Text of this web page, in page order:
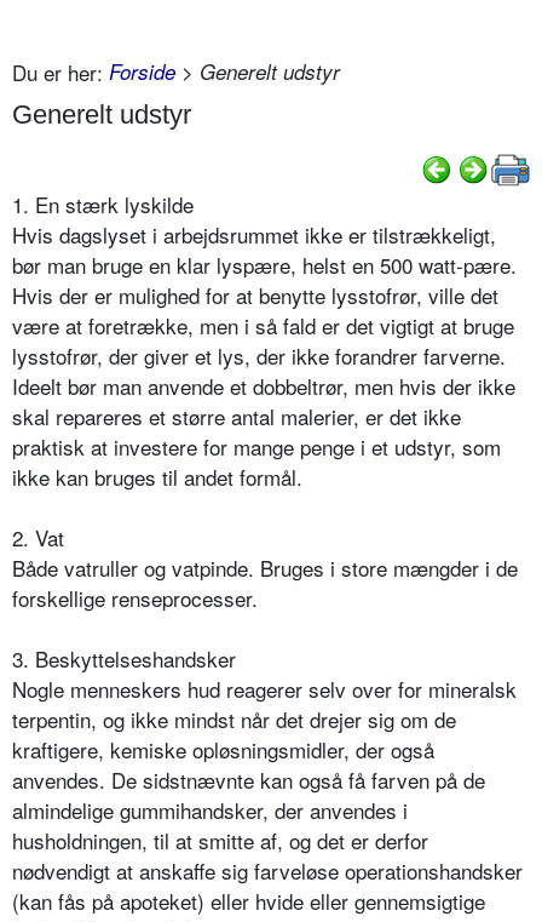
Du er her: Forside > Generelt udstyr
Generelt udstyr
1. En stærk lyskilde
Hvis dagslyset i arbejdsrummet ikke er tilstrækkeligt,
bør man bruge en klar lyspære, helst en 500 watt-pære.
Hvis der er mulighed for at benytte lysstofrør, ville det
være at foretrække, men i så fald er det vigtigt at bruge
lysstofrør, der giver et lys, der ikke forandrer farverne.
Ideelt bør man anvende et dobbeltrør, men hvis der ikke
skal repareres et større antal malerier, er det ikke
praktisk at investere for mange penge i et udstyr, som
ikke kan bruges til andet formål.
2. Vat
Både vatruller og vatpinde. Bruges i store mængder i de
forskellige renseprocesser.
3. Beskyttelseshandsker
Nogle menneskers hud reagerer selv over for mineralsk
terpentin, og ikke mindst når det drejer sig om de
kraftigere, kemiske opløsningsmidler, der også
anvendes. De sidstnævnte kan også få farven på de
almindelige gummihandsker, der anvendes i
husholdningen, til at smitte af, og det er derfor
nødvendigt at anskaffe sig farveløse operationshandsker
(kan fås på apoteket) eller hvide eller gennemsigtige